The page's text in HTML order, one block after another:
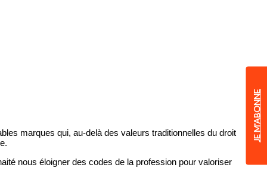
marques qui, au-delà des valeurs traditionnelles du droit
nous éloigner des codes de la profession pour valoriser
JE M'ABONNE